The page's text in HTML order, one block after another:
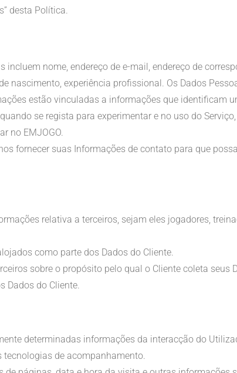
desta Política.
nome, endereço de e-mail, endereço de
nascimento, experiência profissional. Os Dados
estão vinculadas a informações que identificam
se regista para experimentar e no uso do
no EMJOGO.
fornecer suas Informações de contato para que
relativa a terceiros, sejam eles jogadores,
como parte dos Dados do Cliente.
sobre o propósito pelo qual o Cliente coleta seus
Dados do Cliente.
determinadas informações da interacção do
de acompanhamento.